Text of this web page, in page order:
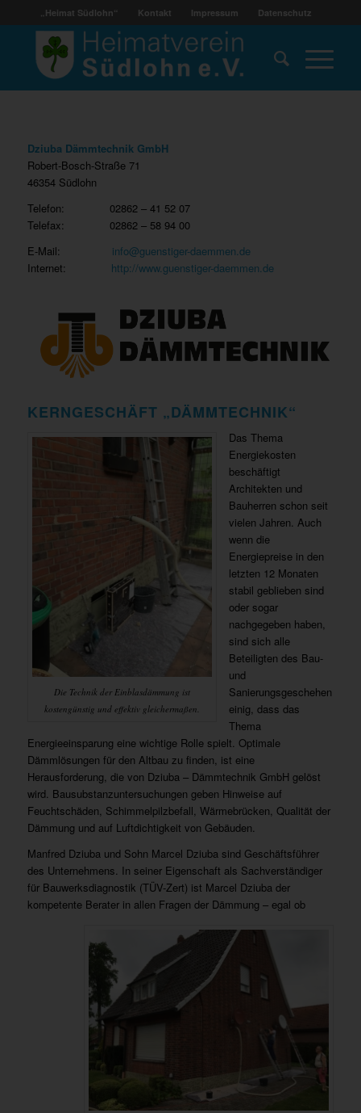
„Heimat Südlohn“ Kontakt Impressum Datenschutz
Dziuba Dämmtechnik GmbH
Robert-Bosch-Straße 71
46354 Südlohn
Telefon: 02862 – 41 52 07
Telefax: 02862 – 58 94 00
E-Mail: info@guenstiger-daemmen.de
Internet: http://www.guenstiger-daemmen.de
KERNGESCHÄFT „DÄMMTECHNIK“
Die Technik der Einblasdämmung ist
kostengünstig und effektiv gleichermaßen.
Das Thema
Energiekosten
beschäftigt
Architekten und
Bauherren schon seit
vielen Jahren. Auch
wenn die
Energiepreise in den
letzten 12 Monaten
stabil geblieben sind
oder sogar
nachgegeben haben,
sind sich alle
Beteiligten des Bau-
und
Sanierungsgeschehen
einig, dass das
Thema
Energieeinsparung eine wichtige Rolle spielt. Optimale
Dämmlösungen für den Altbau zu finden, ist eine
Herausforderung, die von Dziuba – Dämmtechnik GmbH gelöst
wird. Bausubstanzuntersuchungen geben Hinweise auf
Feuchtschäden, Schimmelpilzbefall, Wärmebrücken, Qualität der
Dämmung und auf Luftdichtigkeit von Gebäuden.
Manfred Dziuba und Sohn Marcel Dziuba sind Geschäftsführer
des Unternehmens. In seiner Eigenschaft als Sachverständiger
für Bauwerksdiagnostik (TÜV-Zert) ist Marcel Dziuba der
kompetente Berater in allen Fragen der Dämmung – egal ob